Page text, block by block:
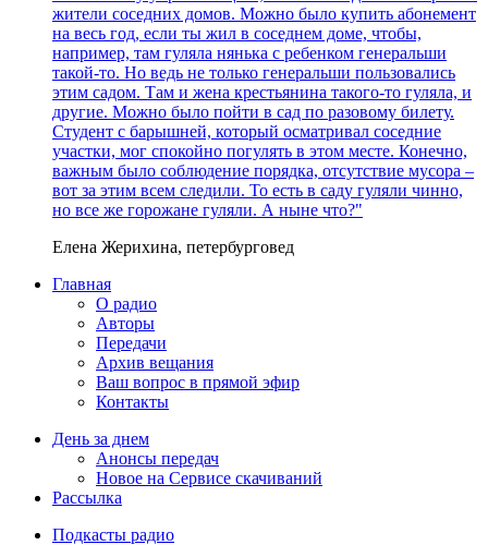
жители соседних домов. Можно было купить абонемент
на весь год, если ты жил в соседнем доме, чтобы,
например, там гуляла нянька с ребенком генеральши
такой-то. Но ведь не только генеральши пользовались
этим садом. Там и жена крестьянина такого-то гуляла, и
другие. Можно было пойти в сад по разовому билету.
Студент с барышней, который осматривал соседние
участки, мог спокойно погулять в этом месте. Конечно,
важным было соблюдение порядка, отсутствие мусора –
вот за этим всем следили. То есть в саду гуляли чинно,
но все же горожане гуляли. А ныне что?"
Елена Жерихина, петербурговед
Главная
О радио
Авторы
Передачи
Архив вещания
Ваш вопрос в прямой эфир
Контакты
День за днем
Анонсы передач
Новое на Сервисе скачиваний
Рассылка
Подкасты радио